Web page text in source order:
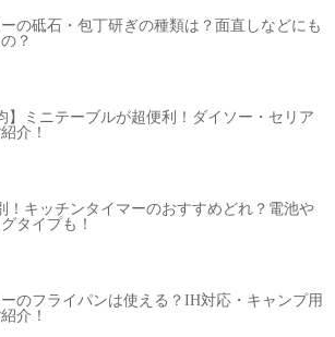
の砥石・包丁研ぎの種類は？面直しなどにも
？
】ミニテーブルが超便利！ダイソー・セリア
介！
！キッチンタイマーのおすすめどれ？電池や
タイプも！
のフライパンは使える？IH対応・キャンプ用
介！